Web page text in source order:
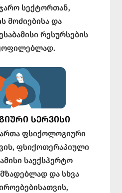
სექტორთან,
მოძიებისა და
რესურსების
ᲡᲔᲠᲕᲘᲡᲘ
ფსიქოლოგიური
ფსიქოთერაპიული
საექსპერტო
და სხვა